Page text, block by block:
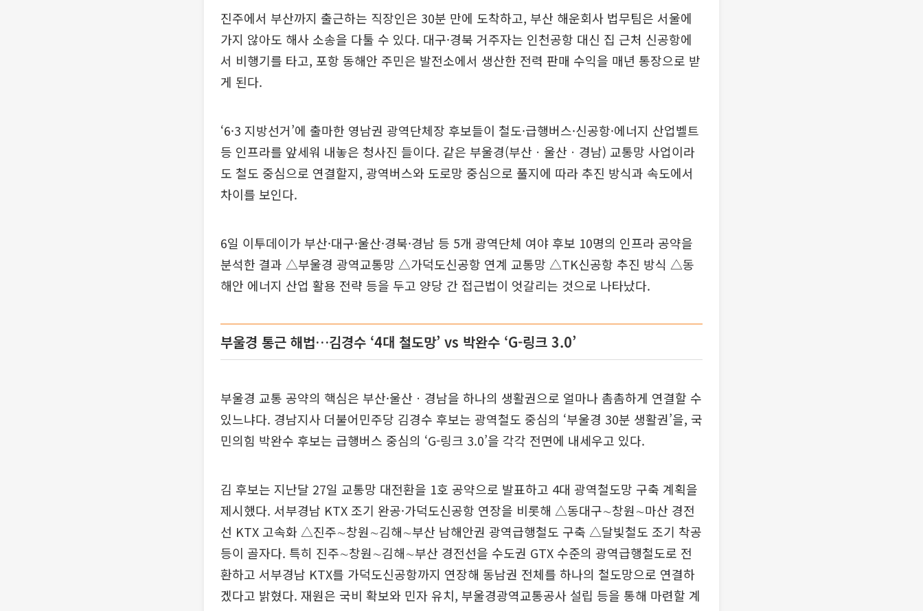
진주에서 부산까지 출근하는 직장인은 30분 만에 도착하고, 부산 해운회사 법무팀은 서울에
가지 않아도 해사 소송을 다툴 수 있다. 대구·경북 거주자는 인천공항 대신 집 근처 신공항에
서 비행기를 타고, 포항 동해안 주민은 발전소에서 생산한 전력 판매 수익을 매년 통장으로 받
게 된다.
‘6·3 지방선거’에 출마한 영남권 광역단체장 후보들이 철도·급행버스·신공항·에너지 산업벨트
등 인프라를 앞세워 내놓은 청사진 들이다. 같은 부울경(부산ㆍ울산ㆍ경남) 교통망 사업이라
도 철도 중심으로 연결할지, 광역버스와 도로망 중심으로 풀지에 따라 추진 방식과 속도에서
차이를 보인다.
6일 이투데이가 부산·대구·울산·경북·경남 등 5개 광역단체 여야 후보 10명의 인프라 공약을
분석한 결과 △부울경 광역교통망 △가덕도신공항 연계 교통망 △TK신공항 추진 방식 △동
해안 에너지 산업 활용 전략 등을 두고 양당 간 접근법이 엇갈리는 것으로 나타났다.
부울경 통근 해법…김경수 ‘4대 철도망’ vs 박완수 ‘G-링크 3.0’
부울경 교통 공약의 핵심은 부산·울산ㆍ경남을 하나의 생활권으로 얼마나 촘촘하게 연결할 수
있느냐다. 경남지사 더불어민주당 김경수 후보는 광역철도 중심의 ‘부울경 30분 생활권’을, 국
민의힘 박완수 후보는 급행버스 중심의 ‘G-링크 3.0’을 각각 전면에 내세우고 있다.
김 후보는 지난달 27일 교통망 대전환을 1호 공약으로 발표하고 4대 광역철도망 구축 계획을
제시했다. 서부경남 KTX 조기 완공·가덕도신공항 연장을 비롯해 △동대구∼창원∼마산 경전
선 KTX 고속화 △진주∼창원∼김해∼부산 남해안권 광역급행철도 구축 △달빛철도 조기 착공
등이 골자다. 특히 진주∼창원∼김해∼부산 경전선을 수도권 GTX 수준의 광역급행철도로 전
환하고 서부경남 KTX를 가덕도신공항까지 연장해 동남권 전체를 하나의 철도망으로 연결하
겠다고 밝혔다. 재원은 국비 확보와 민자 유치, 부울경광역교통공사 설립 등을 통해 마련할 계